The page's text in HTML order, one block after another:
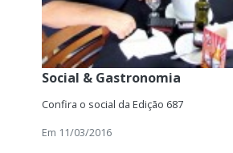
Social & Gastronomia
Confira o social da Edição 687
Em 11/03/2016